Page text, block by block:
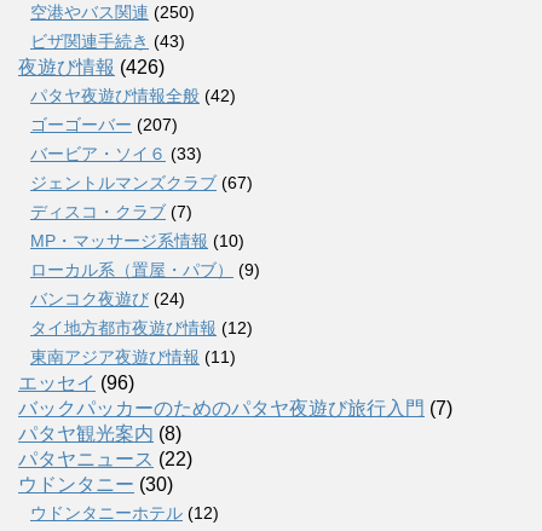
空港やバス関連 (250)
ビザ関連手続き (43)
夜遊び情報 (426)
パタヤ夜遊び情報全般 (42)
ゴーゴーバー (207)
バービア・ソイ６ (33)
ジェントルマンズクラブ (67)
ディスコ・クラブ (7)
MP・マッサージ系情報 (10)
ローカル系（置屋・パブ）
(9)
バンコク夜遊び (24)
タイ地方都市夜遊び情報 (12)
東南アジア夜遊び情報 (11)
エッセイ (96)
バックパッカーのためのパタヤ夜遊び旅行入門 (7)
パタヤ観光案内 (8)
パタヤニュース (22)
ウドンタニー (30)
ウドンタニーホテル (12)